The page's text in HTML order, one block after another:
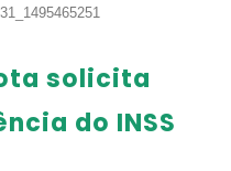
solicita
do INSS